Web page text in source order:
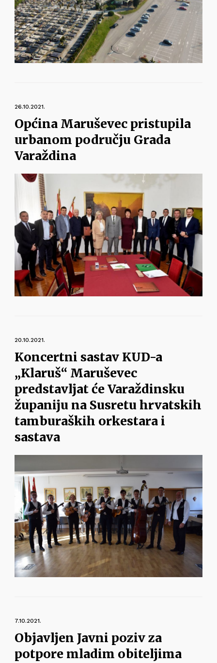
26.10.2021.
Općina Maruševec pristupila
urbanom području Grada
Varaždina
20.10.2021.
Koncertni sastav KUD-a
„Klaruš“ Maruševec
predstavljat će Varaždinsku
županiju na Susretu hrvatskih
tamburaških orkestara i
sastava
7.10.2021.
Objavljen Javni poziv za
potpore mladim obiteljima